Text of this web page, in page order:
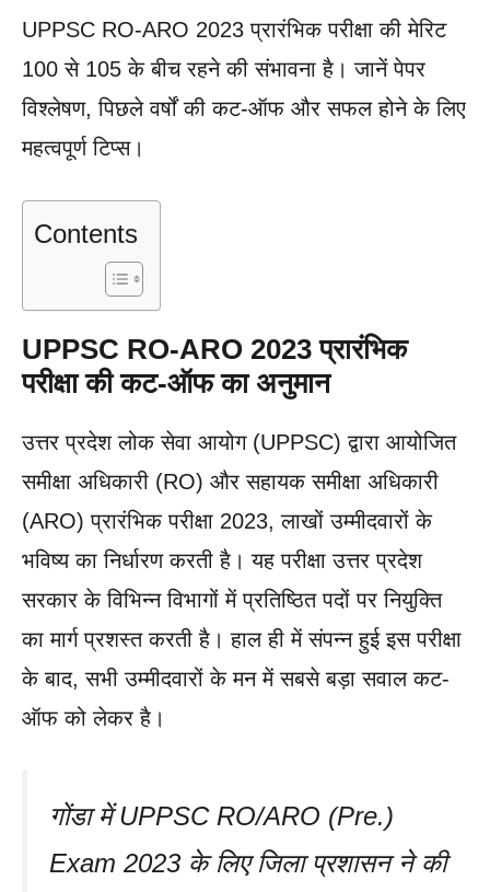
UPPSC RO-ARO 2023 प्रारंभिक परीक्षा की मेरिट
100 से 105 के बीच रहने की संभावना है। जानें पेपर
विश्लेषण, पिछले वर्षों की कट-ऑफ और सफल होने के लिए
महत्वपूर्ण टिप्स।
Contents
UPPSC RO-ARO 2023 प्रारंभिक
परीक्षा की कट-ऑफ का अनुमान
उत्तर प्रदेश लोक सेवा आयोग (UPPSC) द्वारा आयोजित
समीक्षा अधिकारी (RO) और सहायक समीक्षा अधिकारी
(ARO) प्रारंभिक परीक्षा 2023, लाखों उम्मीदवारों के
भविष्य का निर्धारण करती है। यह परीक्षा उत्तर प्रदेश
सरकार के विभिन्न विभागों में प्रतिष्ठित पदों पर नियुक्ति
का मार्ग प्रशस्त करती है। हाल ही में संपन्न हुई इस परीक्षा
के बाद, सभी उम्मीदवारों के मन में सबसे बड़ा सवाल कट-
ऑफ को लेकर है।
गोंडा में UPPSC RO/ARO (Pre.)
Exam 2023 के लिए जिला प्रशासन ने की